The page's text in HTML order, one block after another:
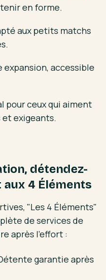
en forme.
aux petits matchs
expansion, accessible
pour ceux qui aiment
exigeants.
détendez-
4 Éléments
"Les 4 Éléments"
de services de
après l'effort :
garantie après